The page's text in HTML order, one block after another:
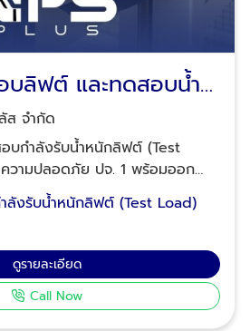
ะเปลี่ยนอะไหล่ลิฟต์ - บันไดเลื่อน
นี้ คลิกดู Company
อส.พลัส จำกัด
บลิฟต์ และทดสอบน้ำ
Load) ปจ.1
ส จำกัด
บกำลังรับน้ำหนักลิฟต์ (Test
มปลอดภัยโดยวิศวกรเครื่องกลมือ
และซ่อมบำรุง (Preventive
ไดเลื่อน ประจำเดือน/ ประจำปี
รายละเอียดหัวข้อการตรวจสอบ
ง
ณ์แผ่นดินไหว หลังจาก
ลังรับน้ำหนักลิฟต์ (Test Load)
ดูรายละเอียด
Call Now